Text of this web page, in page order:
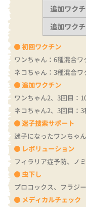
初回ワクチン
ワンちゃん：6種混合ワ
ネコちゃん：3種混合ワ
追加ワクチン
ワンちゃん2、3回目：
ネコちゃん2、3回目：
迷子捜索サポート
迷子になったワンちゃ
レボリューション
フィラリア症予防、ノ
虫下し
プロコックス、フラジ
メディカルチェック
追加ワク
追加ワク